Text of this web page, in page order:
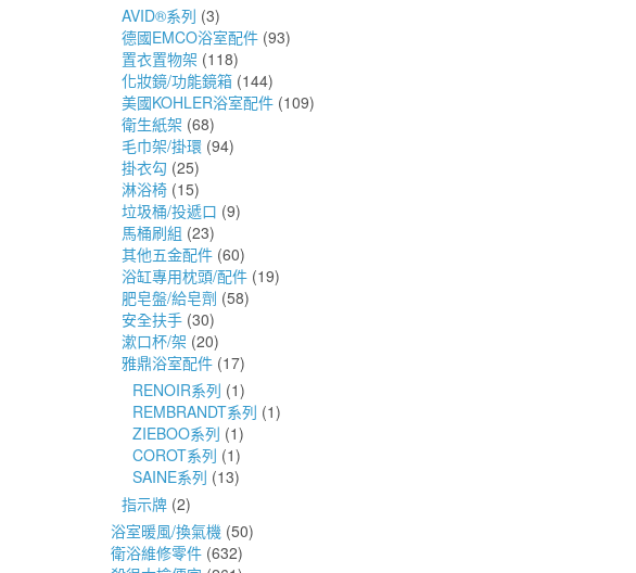
AVID®系列 (3)
德國EMCO浴室配件 (93)
置衣置物架 (118)
化妝鏡/功能鏡箱 (144)
美國KOHLER浴室配件 (109)
衛生紙架 (68)
毛巾架/掛環 (94)
掛衣勾 (25)
淋浴椅 (15)
垃圾桶/投遞口 (9)
馬桶刷組 (23)
其他五金配件 (60)
浴缸專用枕頭/配件 (19)
肥皂盤/給皂劑 (58)
安全扶手 (30)
漱口杯/架 (20)
雅鼎浴室配件 (17)
RENOIR系列 (1)
REMBRANDT系列 (1)
ZIEBOO系列 (1)
COROT系列 (1)
SAINE系列 (13)
指示牌 (2)
浴室暖風/換氣機 (50)
衛浴維修零件 (632)